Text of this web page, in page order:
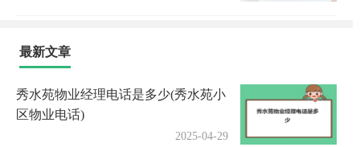
最新文章
秀水苑物业经理电话是多少(秀水苑小
区物业电话)
2025-04-29